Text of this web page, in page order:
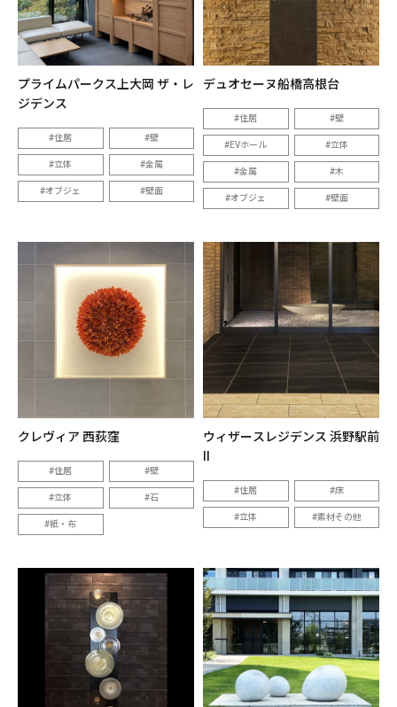
プライムパークス上大岡 ザ・レ
ジデンス
住居 壁
立体 金属
オブジェ 壁面
デュオセーヌ船橋高根台
住居 壁
EVホール 立体
金属 木
オブジェ 壁面
クレヴィア 西荻窪
住居 壁
立体 石
紙・布
ウィザースレジデンス 浜野駅前
住居 床
立体 素材その他